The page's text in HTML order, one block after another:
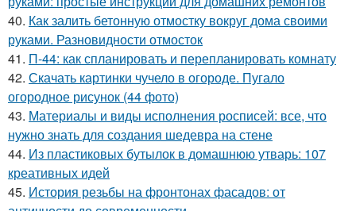
40. Как залить бетонную отмостку вокруг дома своими
руками. Разновидности отмосток
41. П-44: как спланировать и перепланировать комнату
42. Скачать картинки чучело в огороде. Пугало
огородное рисунок (44 фото)
43. Материалы и виды исполнения росписей: все, что
нужно знать для создания шедевра на стене
44. Из пластиковых бутылок в домашнюю утварь: 107
креативных идей
45. История резьбы на фронтонах фасадов: от